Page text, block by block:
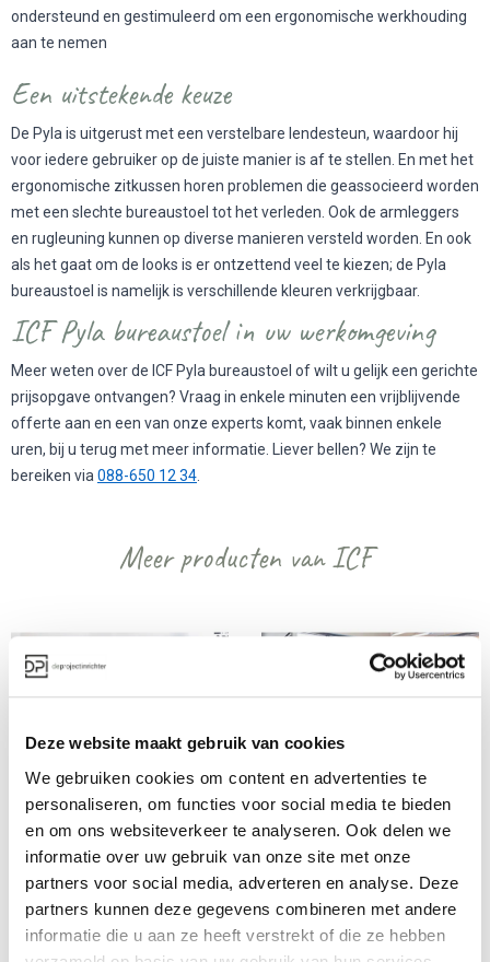
Deze website maakt gebruik van cookies
We gebruiken cookies om content en advertenties te
personaliseren, om functies voor social media te bieden
en om ons websiteverkeer te analyseren. Ook delen we
informatie over uw gebruik van onze site met onze
partners voor social media, adverteren en analyse. Deze
partners kunnen deze gegevens combineren met andere
informatie die u aan ze heeft verstrekt of die ze hebben
ondersteund en gestimuleerd om een ergonomische werkhouding
aan te nemen
Een uitstekende keuze
De Pyla is uitgerust met een verstelbare lendesteun, waardoor hij
voor iedere gebruiker op de juiste manier is af te stellen. En met het
ergonomische zitkussen horen problemen die geassocieerd worden
met een slechte bureaustoel tot het verleden. Ook de armleggers
en rugleuning kunnen op diverse manieren versteld worden. En ook
als het gaat om de looks is er ontzettend veel te kiezen; de Pyla
bureaustoel is namelijk is verschillende kleuren verkrijgbaar.
ICF Pyla bureaustoel in uw werkomgeving
Meer weten over de ICF Pyla bureaustoel of wilt u gelijk een gerichte
prijsopgave ontvangen? Vraag in enkele minuten een vrijblijvende
offerte aan en een van onze experts komt, vaak binnen enkele
uren, bij u terug met meer informatie. Liever bellen? We zijn te
bereiken via088-650 12 34.
Meer producten van ICF
ICF Cloud
bureaustoel
Prijs op aanvraag
ICF Pyla bureaustoel
Vanaf €€
Bekijk alles van ICF